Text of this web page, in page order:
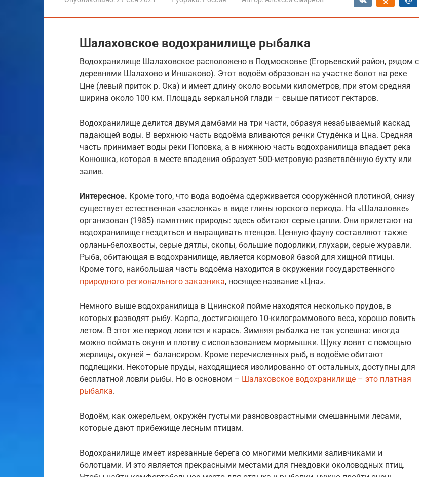
Шалаховское водохранилище рыбалка
Водохранилище Шалаховское расположено в Подмосковье (Егорьевский район, рядом с
деревнями Шалахово и Иншаково). Этот водоём образован на участке болот на реке
Цне (левый приток р. Ока) и имеет длину около восьми километров, при этом средняя
ширина около 100 км. Площадь зеркальной глади – свыше пятисот гектаров.
Водохранилище делится двумя дамбами на три части, образуя незабываемый каскад
падающей воды. В верхнюю часть водоёма вливаются речки Студёнка и Цна. Средняя
часть принимает воды реки Поповка, а в нижнюю часть водохранилища впадает река
Конюшка, которая в месте впадения образует 500-метровую разветвлённую бухту или
залив.
Интересное. Кроме того, что вода водоёма сдерживается сооружённой плотиной, снизу
существует естественная «заслонка» в виде глины юрского периода. На «Шалаловке»
организован (1985) памятник природы: здесь обитают серые цапли. Они прилетают на
водохранилище гнездиться и выращивать птенцов. Ценную фауну составляют также
орланы-белохвосты, серые дятлы, скопы, большие подорлики, глухари, серые журавли.
Рыба, обитающая в водохранилище, является кормовой базой для хищной птицы.
Кроме того, наибольшая часть водоёма находится в окружении государственного
природного регионального заказника, носящее название «Цна».
Немного выше водохранилища в Цнинской пойме находятся несколько прудов, в
которых разводят рыбу. Карпа, достигающего 10-килограммового веса, хорошо ловить
летом. В этот же период ловится и карась. Зимняя рыбалка не так успешна: иногда
можно поймать окуня и плотву с использованием мормышки. Щуку ловят с помощью
жерлицы, окуней – балансиром. Кроме перечисленных рыб, в водоёме обитают
подлещики. Некоторые пруды, находящиеся изолированно от остальных, доступны для
бесплатной ловли рыбы. Но в основном – Шалаховское водохранилище – это платная
рыбалка.
Водоём, как ожерельем, окружён густыми разновозрастными смешанными лесами,
которые дают прибежище лесным птицам.
Водохранилище имеет изрезанные берега со многими мелкими заливчиками и
болотцами. И это является прекрасными местами для гнездовки околоводных птиц.